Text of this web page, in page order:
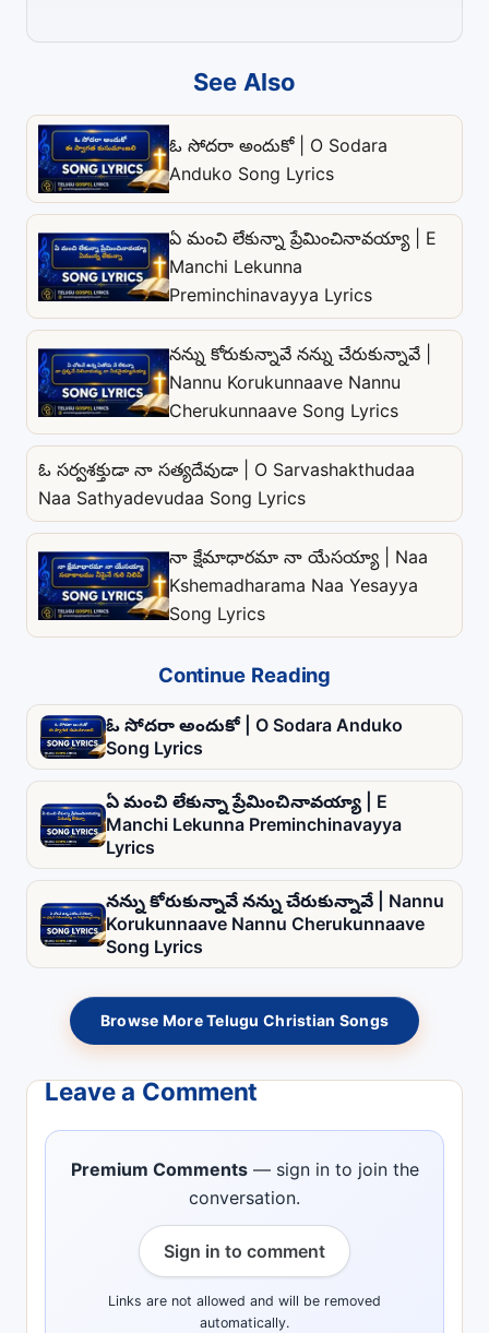
See Also
ఓ సోదరా అందుకో | O Sodara
Anduko Song Lyrics
ఏ మంచి లేకున్నా ప్రేమించినావయ్యా | E
Manchi Lekunna
Preminchinavayya Lyrics
నన్ను కోరుకున్నావే నన్ను చేరుకున్నావే |
Nannu Korukunnaave Nannu
Cherukunnaave Song Lyrics
ఓ సర్వశక్తుడా నా సత్యదేవుడా | O Sarvashakthudaa
Naa Sathyadevudaa Song Lyrics
నా క్షేమాధారమా నా యేసయ్యా | Naa
Kshemadharama Naa Yesayya
Song Lyrics
Continue Reading
ఓ సోదరా అందుకో | O Sodara Anduko
Song Lyrics
ఏ మంచి లేకున్నా ప్రేమించినావయ్యా | E
Manchi Lekunna Preminchinavayya
Lyrics
నన్ను కోరుకున్నావే నన్ను చేరుకున్నావే | Nannu
Korukunnaave Nannu Cherukunnaave
Song Lyrics
Browse More Telugu Christian Songs
Leave a Comment
Premium Comments— sign in to join the
conversation.
Sign in to comment
Links are not allowed and will be removed
automatically.